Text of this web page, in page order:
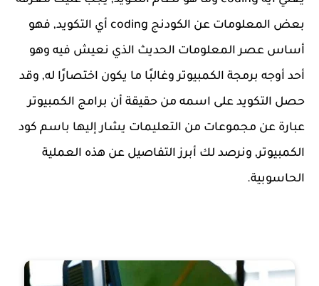
بعض المعلومات عن الكودنج coding أي التكويد, فهو
أساس عصر المعلومات الحديث الذي نعيش فيه وهو
أحد أوجه برمجة الكمبيوتر وغالبًا ما يكون اختصارًا له, وقد
حصل التكويد على اسمه من حقيقة أن برامج الكمبيوتر
عبارة عن مجموعات من التعليمات يشار إليها باسم كود
الكمبيوتر, ونرصد لك أبرز التفاصيل عن هذه العملية
الحاسوبية.